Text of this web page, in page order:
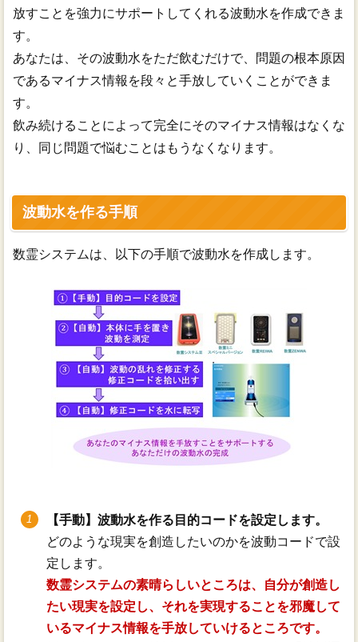
放すことを強力にサポートしてくれる波動水を作成できま
す。
あなたは、その波動水をただ飲むだけで、問題の根本原因
であるマイナス情報を段々と手放していくことができま
す。
飲み続けることによって完全にそのマイナス情報はなくな
り、同じ問題で悩むことはもうなくなります。
波動水を作る手順
数霊システムは、以下の手順で波動水を作成します。
【手動】波動水を作る目的コードを設定します。
どのような現実を創造したいのかを波動コードで設
定します。
数霊システムの素晴らしいところは、自分が創造し
たい現実を設定し、それを実現することを邪魔して
いるマイナス情報を手放していけるところです。